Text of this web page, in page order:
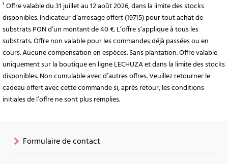
¹ Offre valable du 31 juillet au 12 août 2026, dans la limite des stocks
disponibles. Indicateur d’arrosage offert (19715) pour tout achat de
substrats PON d’un montant de 40 €. L’offre s’applique à tous les
substrats. Offre non valable pour les commandes déjà passées ou en
cours. Aucune compensation en espèces. Sans plantation. Offre valable
uniquement sur la boutique en ligne LECHUZA et dans la limite des stocks
disponibles. Non cumulable avec d’autres offres. Veuillez retourner le
cadeau offert avec cette commande si, après retour, les conditions
initiales de l’offre ne sont plus remplies.
Formulaire de contact